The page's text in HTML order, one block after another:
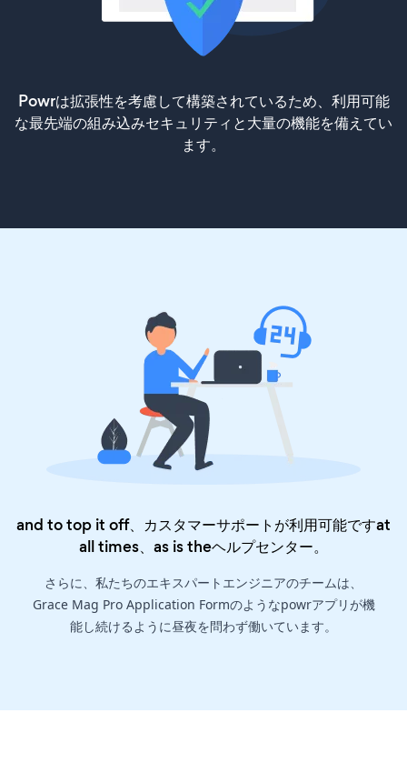
Powrは拡張性を考慮して構築されているため、利用可能
な最先端の組み込みセキュリティと大量の機能を備えてい
ます。
and to top it off、カスタマーサポートが利用可能ですat
all times、as is theヘルプセンター。
さらに、私たちのエキスパートエンジニアのチームは、
Grace Mag Pro Application Formのようなpowrアプリが機
能し続けるように昼夜を問わず働いています。